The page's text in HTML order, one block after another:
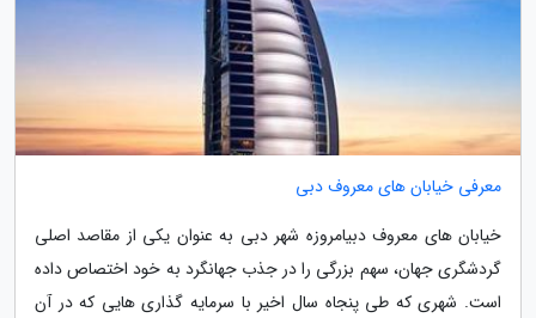
معرفی خیابان های معروف دبی
خیابان های معروف دبیامروزه شهر دبی به عنوان یکی از مقاصد اصلی
گردشگری جهان، سهم بزرگی را در جذب جهانگرد به خود اختصاص داده
است. شهری که طی پنجاه سال اخیر با سرمایه گذاری هایی که در آن